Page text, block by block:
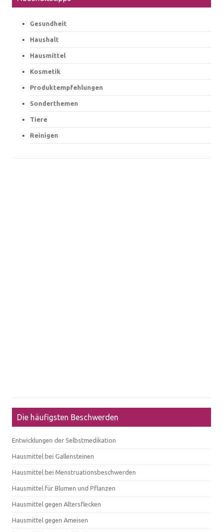
Gesundheit
Haushalt
Hausmittel
Kosmetik
Produktempfehlungen
Sonderthemen
Tiere
Reinigen
Die häufigsten Beschwerden
Entwicklungen der Selbstmedikation
Hausmittel bei Gallensteinen
Hausmittel bei Menstruationsbeschwerden
Hausmittel für Blumen und Pflanzen
Hausmittel gegen Altersflecken
Hausmittel gegen Ameisen